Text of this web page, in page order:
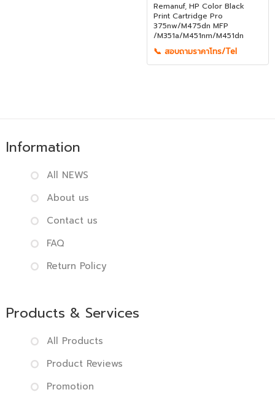
Remanuf, HP Color Black
Print Cartridge Pro
375nw/M475dn MFP
/M351a/M451nm/M451dn
📞 สอบถามราคาโทร/Tel
Information
All NEWS
About us
Contact us
FAQ
Return Policy
Products & Services
All Products
Product Reviews
Promotion